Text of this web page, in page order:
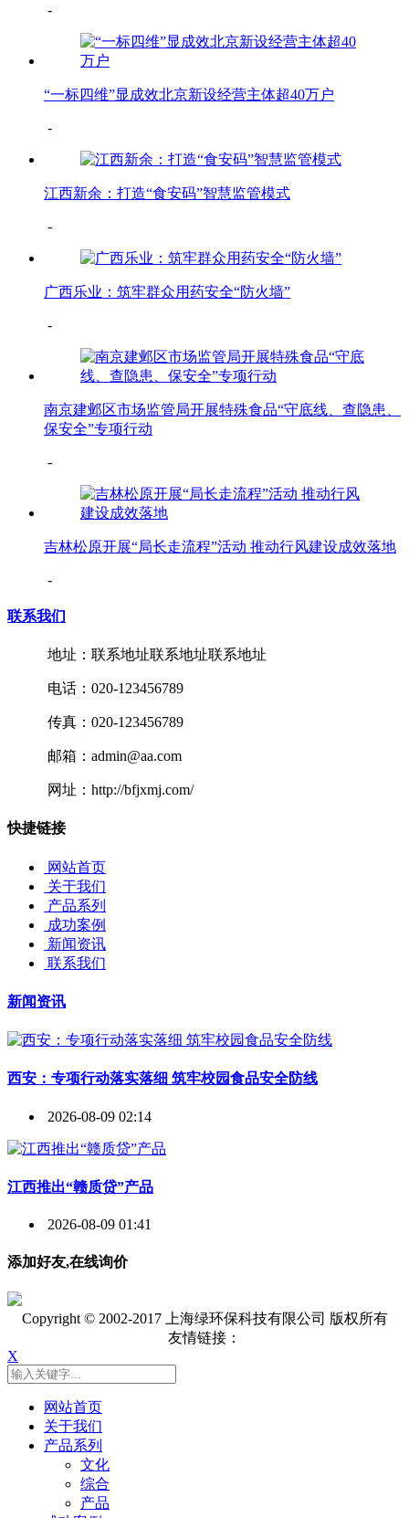
-
“一标四维”显成效北京新设经营主体超40万户
-
江西新余：打造“食安码”智慧监管模式
-
广西乐业：筑牢群众用药安全“防火墙”
-
南京建邺区市场监管局开展特殊食品“守底线、查隐患、
保安全”专项行动
-
吉林松原开展“局长走流程”活动 推动行风建设成效落地
-
联系我们
地址：联系地址联系地址联系地址
电话：020-123456789
传真：020-123456789
邮箱：admin@aa.com
网址：http://bfjxmj.com/
快捷链接
网站首页
关于我们
产品系列
成功案例
新闻资讯
联系我们
新闻资讯
西安：专项行动落实落细 筑牢校园食品安全防线
2026-08-09 02:14
江西推出“赣质贷”产品
2026-08-09 01:41
添加好友,在线询价
Copyright © 2002-2017 上海绿环保科技有限公司 版权所有
友情链接：
X
网站首页
关于我们
产品系列
文化
综合
产品